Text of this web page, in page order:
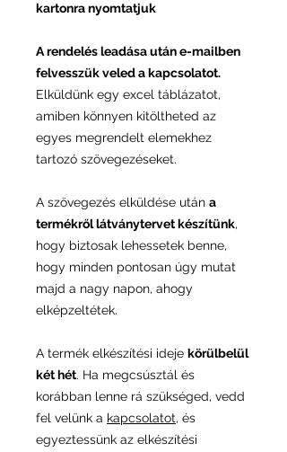
kartonra nyomtatjuk
A rendelés leadása után e-mailben
felvesszük veled a kapcsolatot.
Elküldünk egy excel táblázatot,
amiben könnyen kitöltheted az
egyes megrendelt elemekhez
tartozó szövegezéseket.
A szövegezés elküldése után a
termékről látványtervet készítünk,
hogy biztosak lehessetek benne,
hogy minden pontosan úgy mutat
majd a nagy napon, ahogy
elképzeltétek.
A termék elkészítési ideje körülbelül
két hét. Ha megcsúsztál és
korábban lenne rá szükséged, vedd
fel velünk a kapcsolatot, és
egyeztessünk az elkészítési